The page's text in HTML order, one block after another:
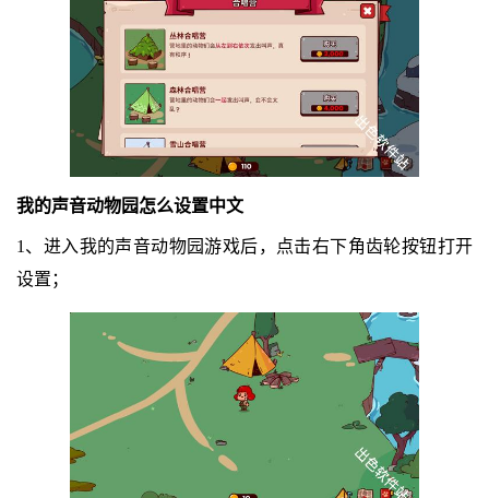
我的声音动物园怎么设置中文
1、进入我的声音动物园游戏后，点击右下角齿轮按钮打开
设置；